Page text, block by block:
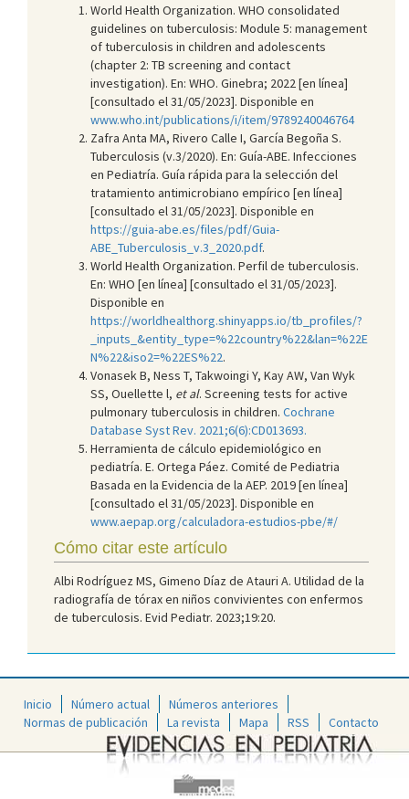
World Health Organization. WHO consolidated
guidelines on tuberculosis: Module 5: management
of tuberculosis in children and adolescents
(chapter 2: TB screening and contact
investigation). En: WHO. Ginebra; 2022 [en línea]
[consultado el 31/05/2023]. Disponible en
www.who.int/publications/i/item/9789240046764
Zafra Anta MA, Rivero Calle I, García Begoña S.
Tuberculosis (v.3/2020). En: Guía-ABE. Infecciones
en Pediatría. Guía rápida para la selección del
tratamiento antimicrobiano empírico [en línea]
[consultado el 31/05/2023]. Disponible en
https://guia-abe.es/files/pdf/Guia-
ABE_Tuberculosis_v.3_2020.pdf.
World Health Organization. Perfil de tuberculosis.
En: WHO [en línea] [consultado el 31/05/2023].
Disponible en
https://worldhealthorg.shinyapps.io/tb_profiles/?
_inputs_&entity_type=%22country%22&lan=%22E
N%22&iso2=%22ES%22.
Vonasek B, Ness T, Takwoingi Y, Kay AW, Van Wyk
SS, Ouellette l, et al. Screening tests for active
pulmonary tuberculosis in children. Cochrane
Database Syst Rev. 2021;6(6):CD013693.
Herramienta de cálculo epidemiológico en
pediatría. E. Ortega Páez. Comité de Pediatria
Basada en la Evidencia de la AEP. 2019 [en línea]
[consultado el 31/05/2023]. Disponible en
www.aepap.org/calculadora-estudios-pbe/#/
Cómo citar este artículo
Albi Rodríguez MS, Gimeno Díaz de Atauri A. Utilidad de la
radiografía de tórax en niños convivientes con enfermos
de tuberculosis. Evid Pediatr. 2023;19:20.
Inicio Número actual
Números anteriores
Normas de publicación
La revista Mapa RSS Contacto